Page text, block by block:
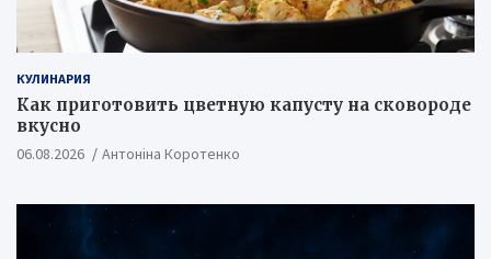
КУЛИНАРИЯ
Как приготовить цветную капусту на сковороде
вкусно
06.08.2026 Антоніна Коротенко